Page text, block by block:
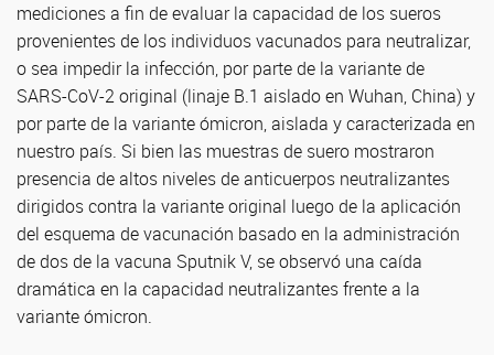
mediciones a fin de evaluar la capacidad de los sueros
provenientes de los individuos vacunados para neutralizar,
o sea impedir la infección, por parte de la variante de
SARS-CoV-2 original (linaje B.1 aislado en Wuhan, China) y
por parte de la variante ómicron, aislada y caracterizada en
nuestro país. Si bien las muestras de suero mostraron
presencia de altos niveles de anticuerpos neutralizantes
dirigidos contra la variante original luego de la aplicación
del esquema de vacunación basado en la administración
de dos de la vacuna Sputnik V, se observó una caída
dramática en la capacidad neutralizantes frente a la
variante ómicron.